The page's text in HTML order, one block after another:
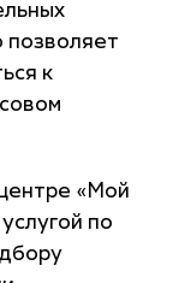
позволяет
к
«Мой
по